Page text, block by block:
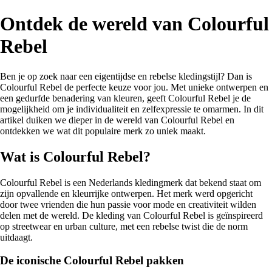
Ontdek de wereld van Colourful
Rebel
Ben je op zoek naar een eigentijdse en rebelse kledingstijl? Dan is
Colourful Rebel de perfecte keuze voor jou. Met unieke ontwerpen en
een gedurfde benadering van kleuren, geeft Colourful Rebel je de
mogelijkheid om je individualiteit en zelfexpressie te omarmen. In dit
artikel duiken we dieper in de wereld van Colourful Rebel en
ontdekken we wat dit populaire merk zo uniek maakt.
Wat is Colourful Rebel?
Colourful Rebel is een Nederlands kledingmerk dat bekend staat om
zijn opvallende en kleurrijke ontwerpen. Het merk werd opgericht
door twee vrienden die hun passie voor mode en creativiteit wilden
delen met de wereld. De kleding van Colourful Rebel is geïnspireerd
op streetwear en urban culture, met een rebelse twist die de norm
uitdaagt.
De iconische Colourful Rebel pakken